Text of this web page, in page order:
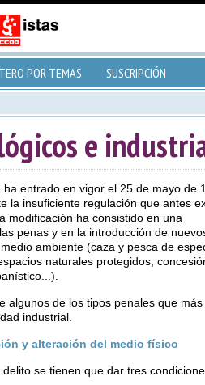
POR TEMAS SUSCRIPCIÓN
e
ha entrado en vigor el 25 de mayo de
la insuficiente regulación que antes
modificación ha consistido en una
penas y en la introducción de
ambiente (caza y pesca de
naturales protegidos,
algunos de los tipos penales que más
industrial.
y alteración del medio físico
se tienen que dar tres